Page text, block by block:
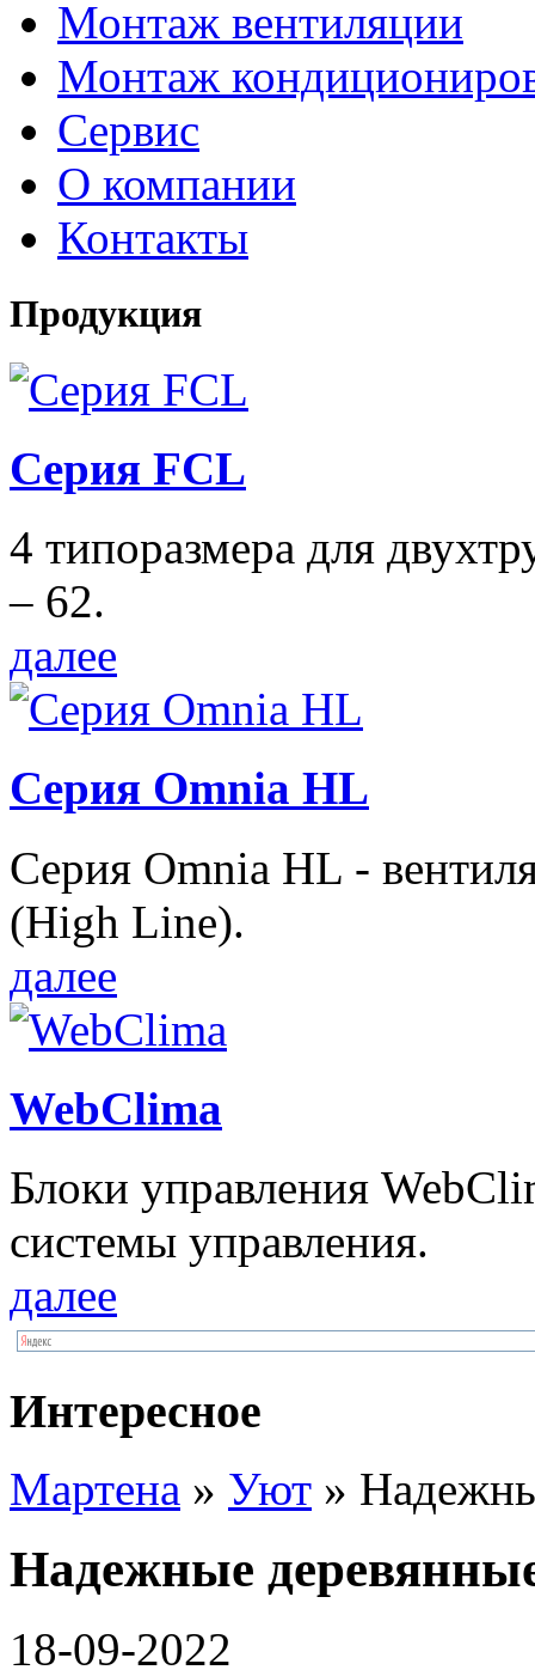
Монтаж вентиляции
Монтаж
Сервис
О компании
Контакты
Продукция
Серия FCL
4 типоразмера для
– 62.
далее
Серия Omnia HL
Серия Omnia HL -
(High Line).
далее
WebClima
Блоки упрaвлeния
системы управления.
далее
Интересное
Мартена » Уют »
Надежные
18-09-2022